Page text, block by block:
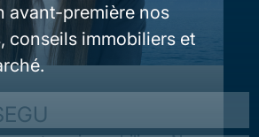
avant-première nos
conseils immobiliers et